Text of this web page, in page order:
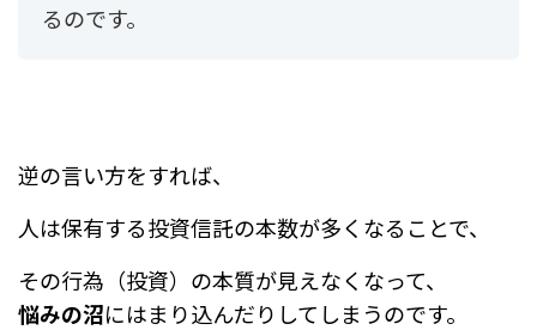
るのです。
逆の言い方をすれば、
人は保有する投資信託の本数が多くなることで、
その行為（投資）の本質が見えなくなって、
悩みの沼にはまり込んだりしてしまうのです。